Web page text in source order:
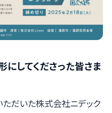
してくださった皆さま
だいた株式会社ニデック